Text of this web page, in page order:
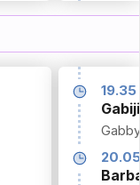
19.35